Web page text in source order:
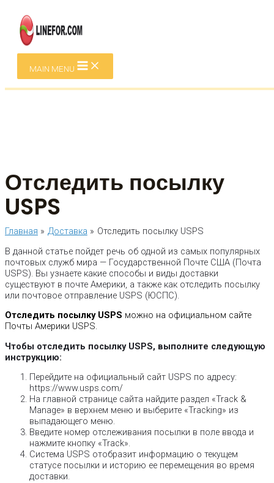
MAIN MENU
Отследить посылку
USPS
Главная Доставка
Отследить посылку USPS
В данной статье пойдет речь об одной из самых популярных
почтовых служб мира — Государственной Почте США (Почта
USPS). Вы узнаете какие способы и виды доставки
существуют в почте Америки, а также как отследить посылку
или почтовое отправление USPS (ЮСПС).
Отследить посылку USPS можно на официальном сайте
Почты Америки USPS.
Чтобы отследить посылку USPS, выполните следующую
инструкцию:
Перейдите на официальный сайт USPS по адресу:
https://www.usps.com/
На главной странице сайта найдите раздел «Track &
Manage» в верхнем меню и выберите «Tracking» из
выпадающего меню.
Введите номер отслеживания посылки в поле ввода и
нажмите кнопку «Track».
Система USPS отобразит информацию о текущем
статусе посылки и историю ее перемещения во время
доставки.